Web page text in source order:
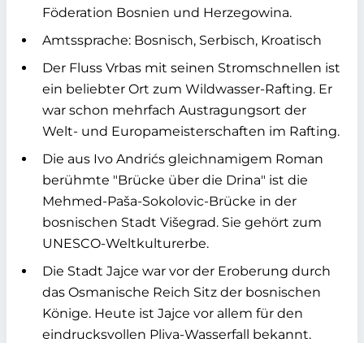
Föderation Bosnien und Herzegowina.
Amtssprache: Bosnisch, Serbisch, Kroatisch
Der Fluss Vrbas mit seinen Stromschnellen ist
ein beliebter Ort zum Wildwasser-Rafting. Er
war schon mehrfach Austragungsort der
Welt- und Europameisterschaften im Rafting.
Die aus Ivo Andrićs gleichnamigem Roman
berühmte "Brücke über die Drina" ist die
Mehmed-Paša-Sokolovic-Brücke in der
bosnischen Stadt Višegrad. Sie gehört zum
UNESCO-Weltkulturerbe.
Die Stadt Jajce war vor der Eroberung durch
das Osmanische Reich Sitz der bosnischen
Könige. Heute ist Jajce vor allem für den
eindrucksvollen Pliva-Wasserfall bekannt.